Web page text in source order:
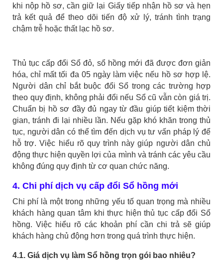
khi nộp hồ sơ, cần giữ lại Giấy tiếp nhận hồ sơ và hẹn
trả kết quả để theo dõi tiến độ xử lý, tránh tình trạng
chậm trễ hoặc thất lạc hồ sơ.
Thủ tục cấp đổi Sổ đỏ, sổ hồng mới đã được đơn giản
hóa, chỉ mất tối đa 05 ngày làm việc nếu hồ sơ hợp lệ.
Người dân chỉ bắt buộc đổi Sổ trong các trường hợp
theo quy định, không phải đổi nếu Sổ cũ vẫn còn giá trị.
Chuẩn bị hồ sơ đầy đủ ngay từ đầu giúp tiết kiệm thời
gian, tránh đi lại nhiều lần. Nếu gặp khó khăn trong thủ
tục, người dân có thể tìm đến dịch vụ tư vấn pháp lý để
hỗ trợ. Việc hiểu rõ quy trình này giúp người dân chủ
động thực hiện quyền lợi của mình và tránh các yêu cầu
không đúng quy định từ cơ quan chức năng.
4. Chi phí dịch vụ cấp đổi Sổ hồng mới
Chi phí là một trong những yếu tố quan trọng mà nhiều
khách hàng quan tâm khi thực hiện thủ tục cấp đổi Sổ
hồng. Việc hiểu rõ các khoản phí cần chi trả sẽ giúp
khách hàng chủ động hơn trong quá trình thực hiện.
4.1. Giá dịch vụ làm Sổ hồng trọn gói bao nhiêu?